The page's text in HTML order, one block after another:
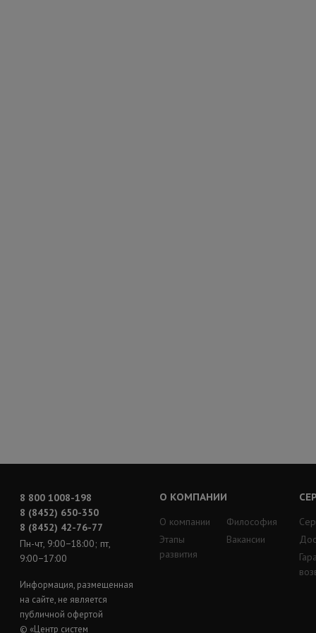
8 800 1008-198
8 (8452) 650-350
8 (8452) 42-76-77
Пн-чт, 9:00−18:00; пт,
9:00−17:00
Информация, размещенная
на сайте, не является
публичной офертой
© «Центр систем
О КОМПАНИИ
О компании
Этапы
развития
Философия
Вакансии